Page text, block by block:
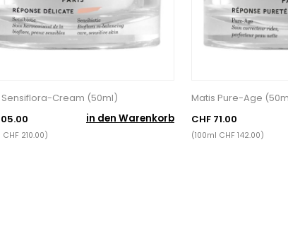
Sensiflora-Cream (50ml)
in den Warenkorb
CHF 210.00)
Matis Pure-Age
CHF 71.00
(100ml CHF 142.00)